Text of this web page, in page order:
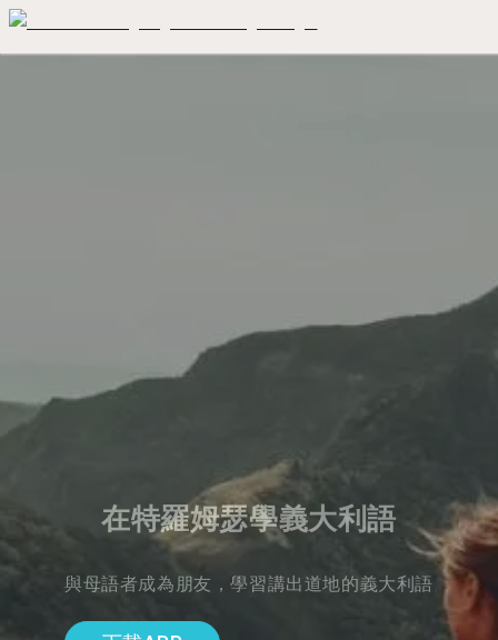
在特羅姆瑟學義大利語
與母語者成為朋友，學習講出道地的義大利語